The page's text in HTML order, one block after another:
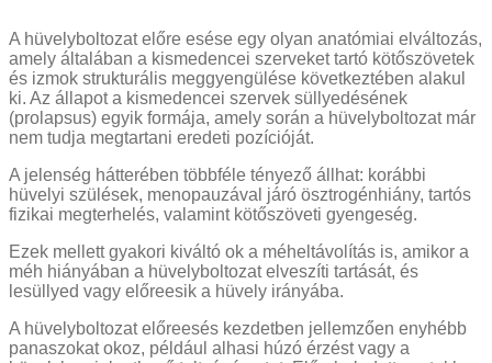
A hüvelyboltozat előre esése egy olyan anatómiai elváltozás,
amely általában a kismedencei szerveket tartó kötőszövetek
és izmok strukturális meggyengülése következtében alakul
ki. Az állapot a kismedencei szervek süllyedésének
(prolapsus) egyik formája, amely során a hüvelyboltozat már
nem tudja megtartani eredeti pozícióját.
A jelenség hátterében többféle tényező állhat: korábbi
hüvelyi szülések, menopauzával járó ösztrogénhiány, tartós
fizikai megterhelés, valamint kötőszöveti gyengeség.
Ezek mellett gyakori kiváltó ok a méheltávolítás is, amikor a
méh hiányában a hüvelyboltozat elveszíti tartását, és
lesüllyed vagy előreesik a hüvely irányába.
A hüvelyboltozat előreesés kezdetben jellemzően enyhébb
panaszokat okoz, például alhasi húzó érzést vagy a